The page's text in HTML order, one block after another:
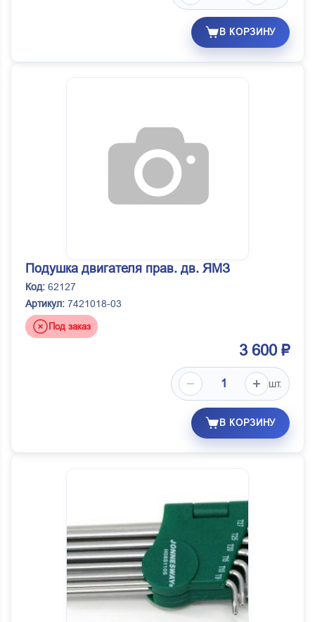
В КОРЗИНУ
Подушка двигателя прав. дв. ЯМЗ
Код: 62127
Артикул: 7421018-03
Под заказ
3 600 ₽
шт.
В КОРЗИНУ